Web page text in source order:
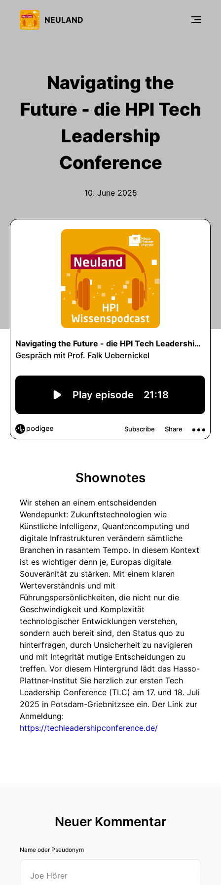
NEULAND
Navigating the
Future - die HPI Tech
Leadership
Conference
10. June 2025
Shownotes
Wir stehen an einem entscheidenden
Wendepunkt: Zukunftstechnologien wie
Künstliche Intelligenz, Quantencomputing und
digitale Infrastrukturen verändern sämtliche
Branchen in rasantem Tempo. In diesem Kontext
ist es wichtiger denn je, Europas digitale
Souveränität zu stärken. Mit einem klaren
Werteverständnis und mit
Führungspersönlichkeiten, die nicht nur die
Geschwindigkeit und Komplexität
technologischer Entwicklungen verstehen,
sondern auch bereit sind, den Status quo zu
hinterfragen, durch Unsicherheit zu navigieren
und mit Integrität mutige Entscheidungen zu
treffen. Vor diesem Hintergrund lädt das Hasso-
Plattner-Institut Sie herzlich zur ersten Tech
Leadership Conference (TLC) am 17. und 18. Juli
2025 in Potsdam-Griebnitzsee ein. Der Link zur
Anmeldung:
https://techleadershipconference.de/
Neuer Kommentar
Name oder Pseudonym